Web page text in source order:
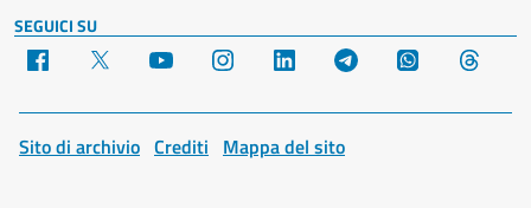
SEGUICI SU
Facebook YouTube Instagram LinkedIn Telegram WhatsApp
Sito di archivio Crediti Mappa del sito